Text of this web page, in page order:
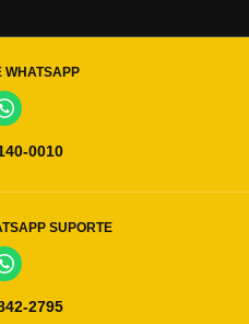
WHATSAPP
0010
SUPORTE
2795